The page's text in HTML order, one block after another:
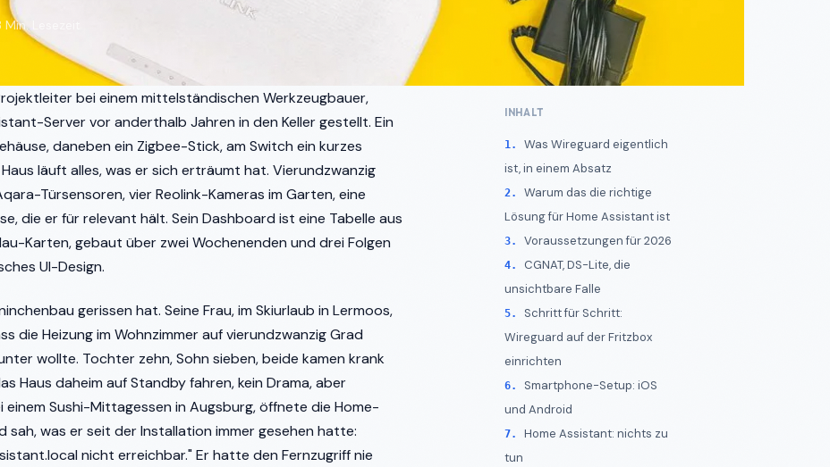
Min. Lesezeit
bei einem mittelständischen Werkzeugbauer,
Server vor anderthalb Jahren in den Keller gestellt. Ein
daneben ein Zigbee-Stick, am Switch ein kurzes
läuft alles, was er sich erträumt hat. Vierundzwanzig
Türsensoren, vier Reolink-Kameras im Garten, eine
die er für relevant hält. Sein Dashboard ist eine Tabelle aus
Karten, gebaut über zwei Wochenenden und drei Folgen
UI-Design.
gerissen hat. Seine Frau, im Skiurlaub in Lermoos,
die Heizung im Wohnzimmer auf vierundzwanzig Grad
wollte. Tochter zehn, Sohn sieben, beide kamen krank
Haus daheim auf Standby fahren, kein Drama, aber
Sushi-Mittagessen in Augsburg, öffnete die Home-
was er seit der Installation immer gesehen hatte:
nicht erreichbar." Er hatte den Fernzugriff nie
INHALT
Was Wireguard eigentlich
ist, in einem Absatz
Warum das die richtige
Lösung für Home Assistant ist
Voraussetzungen für 2026
CGNAT, DS-Lite, die
unsichtbare Falle
Schritt für Schritt:
Wireguard auf der Fritzbox
einrichten
Smartphone-Setup: iOS
und Android
Home Assistant: nichts zu
tun